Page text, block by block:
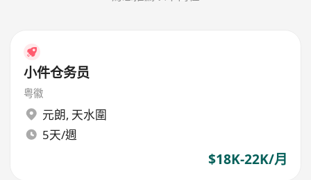
小件仓务员
粤徽
元朗, 天水圍
5天/週
$18K-22K/月